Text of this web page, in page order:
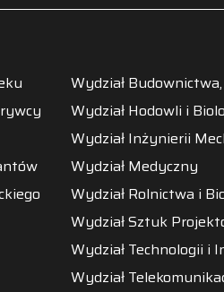
Wydział
Wydział Hodowli i
Wydział Inżynierii
Wydział Medyczny
Wydział Rolnictwa i
Wydział Sztuk
Wydział Technologii i
Wydział